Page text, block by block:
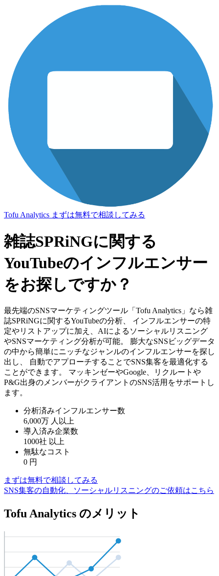
Tofu Analytics まずは無料で相談してみる
雑誌SPRiNGに関する
YouTubeのインフルエンサー
をお探しですか？
最先端のSNSマーケティングツール「Tofu Analytics」なら雑
誌SPRiNGに関するYouTubeの分析、 インフルエンサーの特
定やリストアップに加え、AIによるソーシャルリスニング
やSNSマーケティング分析が可能。 膨大なSNSビッグデータ
の中から簡単にニッチなジャンルのインフルエンサーを探し
出し、 自動でアプローチすることでSNS集客を最適化する
ことができます。 マッキンゼーやGoogle、リクルートや
P&G出身のメンバーがクライアントのSNS活用をサポートし
ます。
分析済みインフルエンサー数
6,000万 人以上
導入済み企業数
1000社 以上
無駄なコスト
0 円
まずは無料で相談してみる
SNS集客の自動化、ソーシャルリスニングのご依頼はこちら
Tofu Analytics のメリット